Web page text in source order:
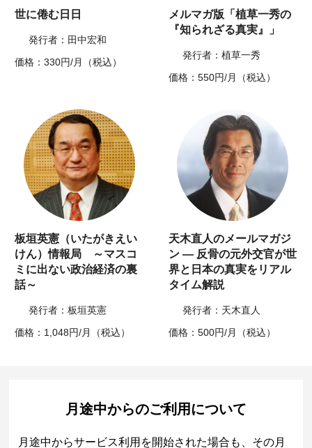
世に倦む日日
発行者：田中宏和
価格：330円/月（税込）
メルマガ版「植草一秀の
『知られざる真実』」
発行者：植草一秀
価格：550円/月（税込）
板垣英憲（いたがきえい
けん）情報局 ～マスコ
ミに出ない政治経済の裏
話～
発行者：板垣英憲
価格：1,048円/月（税込）
天木直人のメールマガジ
ン ― 反骨の元外交官が世
界と日本の真実をリアル
タイム解説
発行者：天木直人
価格：500円/月（税込）
月途中からのご利用について
月途中からサービス利用を開始された場合も、その月